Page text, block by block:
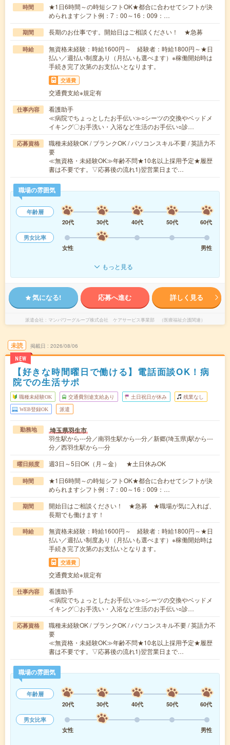
時間
★1日6時間～の時短シフトOK★都合に合わせてシフトが決
められますシフト例：7：00～16：009：…
期間 長期のお仕事です。開始日はご相談ください！ ★急募
時給
無資格未経験：時給1600円～ 経験者：時給1800円～★日
払い／週払い制度あり（月払いも選べます）※稼働開始時は
手続き完了次第のお支払いとなります。
交通費
交通費支給※規定有
仕事内容
看護助手
≪病院でちょっとしたお手伝い≫○シーツの交換やベッドメ
イキング〇お手洗い・入浴など生活のお手伝い○診…
応募資格
職種未経験OK / ブランクOK / パソコンスキル不要 / 英語力不
要
≪無資格・未経験OK≫年齢不問★10名以上採用予定★履歴
書は不要です。▽応募後の流れ1)翌営業日まで…
職場の雰囲気
年齢層
20代
30代 40代 50代
60代
男女比率
女性
男性
もっと見る
気になる! 応募へ進む 詳しく見る
派遣会社 マンパワーグループ株式会社 ケアサービス事業部 （医療福祉介護関連）
未読
NEW
掲載日 2026/08/06
【好きな時間曜日で働ける】電話面談OK！病
院での生活サポ
職種未経験OK 交通費別途支給あり 土日祝日が休み 残業なし
WEB登録OK 派遣
勤務地 埼玉県羽生市
羽生駅から---分／南羽生駅から---分／新郷(埼玉県)駅から---
分／西羽生駅から---分
曜日頻度 週3日～5日OK（月～金） ★土日休みOK
時間
★1日6時間～の時短シフトOK★都合に合わせてシフトが決
められますシフト例：7：00～16：009：…
期間
開始日はご相談ください！ ★急募 ★職場が気に入れば、
長期でも働けます！
時給
無資格未経験：時給1600円～ 経験者：時給1800円～★日
払い／週払い制度あり（月払いも選べます）※稼働開始時は
手続き完了次第のお支払いとなります。
交通費
交通費支給※規定有
仕事内容
看護助手
≪病院でちょっとしたお手伝い≫○シーツの交換やベッドメ
イキング〇お手洗い・入浴など生活のお手伝い○診…
応募資格
職種未経験OK / ブランクOK / パソコンスキル不要 / 英語力不
要
≪無資格・未経験OK≫年齢不問★10名以上採用予定★履歴
書は不要です。▽応募後の流れ1)翌営業日まで…
職場の雰囲気
年齢層
20代
30代 40代 50代
60代
男女比率
女性
男性